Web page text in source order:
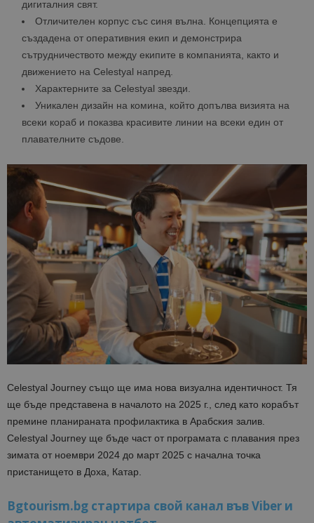
дигиталния свят.
Отличителен корпус със синя вълна. Концепцията е
създадена от оперативния екип и демонстрира
сътрудничеството между екипите в компанията, както и
движението на Celestyal напред.
Характерните за Celestyal звезди.
Уникален дизайн на комина, който допълва визията на
всеки кораб и показва красивите линии на всеки един от
плавателните съдове.
Celestyal Journey също ще има нова визуална идентичност. Тя
ще бъде представена в началото на 2025 г., след като корабът
премине планираната профилактика в Арабския залив.
Celestyal Journey ще бъде част от програмата с плавания през
зимата от ноември 2024 до март 2025 с начална точка
пристанището в Доха, Катар.
Bgtourism.bg стартира свой канал във Viber и